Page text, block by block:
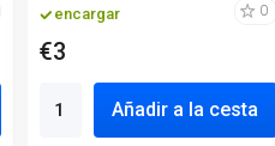
encargar 0
€3
Añadir a la cesta